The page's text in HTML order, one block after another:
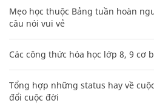
Mẹo học thuộc Bảng tuần hoàn
câu nói vui vẻ
Các công thức hóa học lớp 8, 9 cơ
Tổng hợp những status hay về
đổi cuộc đời